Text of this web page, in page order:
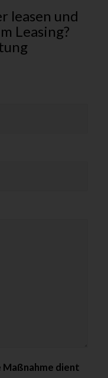
leasen und
Leasing?
Maßnahme dient